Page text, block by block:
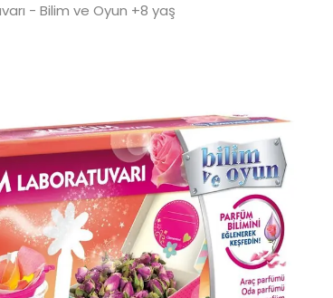
- Bilim ve Oyun +8 yaş